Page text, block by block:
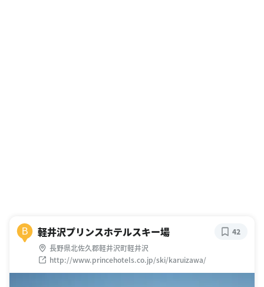
B 軽井沢プリンスホテルスキー場
長野県北佐久郡軽井沢町軽井沢
http://www.princehotels.co.jp/ski/karuizawa/
42